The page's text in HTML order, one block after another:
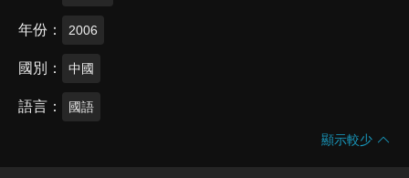
年份 2006
國別 中國
語言 國語
顯示較少